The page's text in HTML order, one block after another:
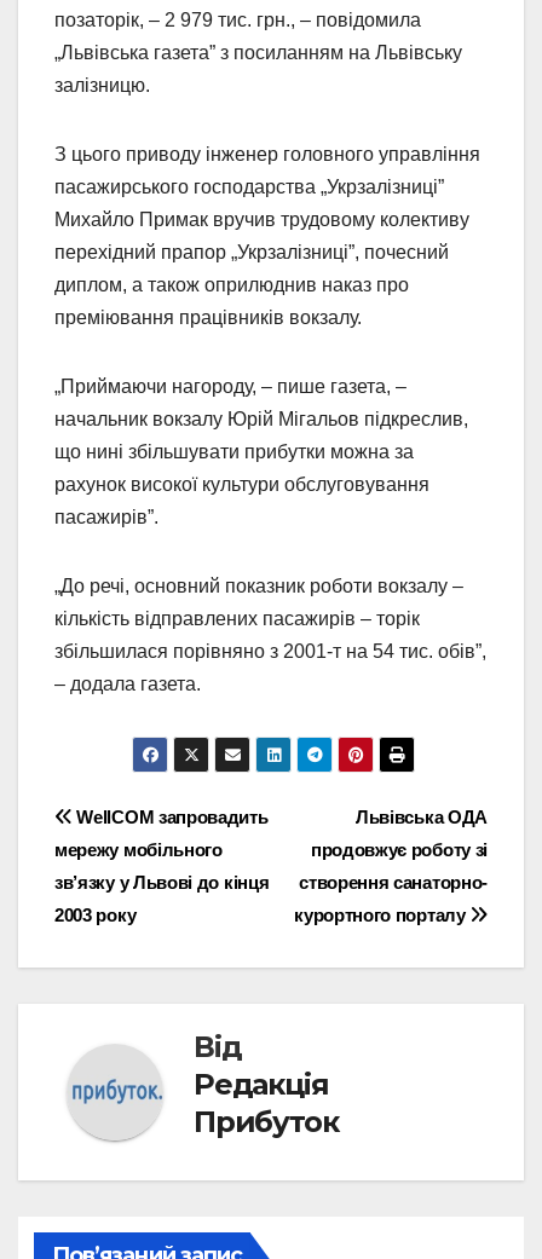
позаторік, – 2 979 тис. грн., – повідомила
„Львівська газета” з посиланням на Львівську
залізницю.
З цього приводу інженер головного управління
пасажирського господарства „Укрзалізниці”
Михайло Примак вручив трудовому колективу
перехідний прапор „Укрзалізниці”, почесний
диплом, а також оприлюднив наказ про
преміювання працівників вокзалу.
„Приймаючи нагороду, – пише газета, –
начальник вокзалу Юрій Мігальов підкреслив,
що нині збільшувати прибутки можна за
рахунок високої культури обслуговування
пасажирів”.
„До речі, основний показник роботи вокзалу –
кількість відправлених пасажирів – торік
збільшилася порівняно з 2001-т на 54 тис. обів”,
– додала газета.
Навігація
записів
Львівська ОДА
продовжує роботу зі
створення санаторно-
курортного порталу
WellCOM запровадить
мережу мобільного
зв’язку у Львові до кінця
2003 року
Від
Редакція
Прибуток